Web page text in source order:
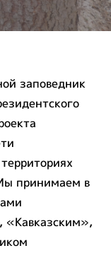
заповедник
принимаем в
«Кавказским»,